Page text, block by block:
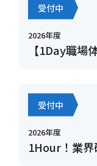
受付中
2026年度
【1Day職場
受付中
2026年度
1Hour！業界